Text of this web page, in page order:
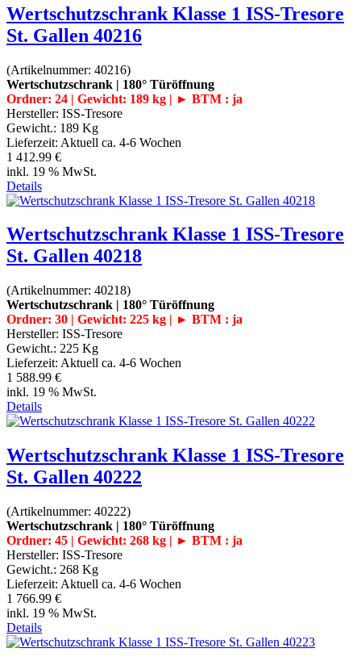
Wertschutzschrank Klasse 1 ISS-Tresore
St. Gallen 40216
(Artikelnummer: 40216)
Wertschutzschrank | 180° Türöffnung
Ordner: 24 | Gewicht: 189 kg | ► BTM : ja
Hersteller: ISS-Tresore
Gewicht.: 189 Kg
Lieferzeit: Aktuell ca. 4-6 Wochen
1 412.99 €
inkl. 19 % MwSt.
Details
Wertschutzschrank Klasse 1 ISS-Tresore
St. Gallen 40218
(Artikelnummer: 40218)
Wertschutzschrank | 180° Türöffnung
Ordner: 30 | Gewicht: 225 kg | ► BTM : ja
Hersteller: ISS-Tresore
Gewicht.: 225 Kg
Lieferzeit: Aktuell ca. 4-6 Wochen
1 588.99 €
inkl. 19 % MwSt.
Details
Wertschutzschrank Klasse 1 ISS-Tresore
St. Gallen 40222
(Artikelnummer: 40222)
Wertschutzschrank | 180° Türöffnung
Ordner: 45 | Gewicht: 268 kg | ► BTM : ja
Hersteller: ISS-Tresore
Gewicht.: 268 Kg
Lieferzeit: Aktuell ca. 4-6 Wochen
1 766.99 €
inkl. 19 % MwSt.
Details